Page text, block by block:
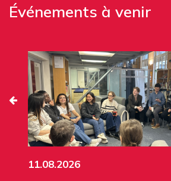
Événements à venir
11.08.2026